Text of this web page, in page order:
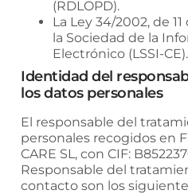
(RDLOPD).
La Ley 34/2002, de
la Sociedad de la
Electrónico (LSSI-CE).
Identidad del
los datos personales
El responsable del
personales recogidos en
CARE SL , con CIF:
Responsable del
contacto son los